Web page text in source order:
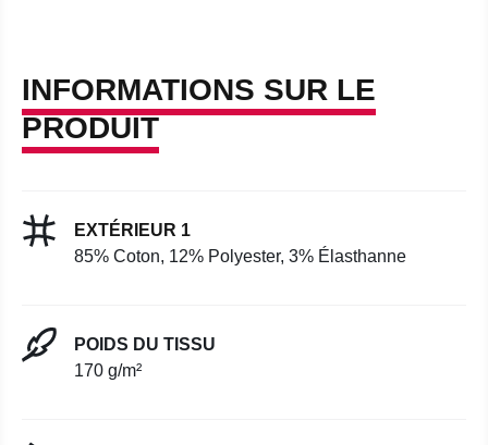
INFORMATIONS SUR LE
PRODUIT
EXTÉRIEUR 1
85% Coton, 12% Polyester, 3% Élasthanne
POIDS DU TISSU
170 g/m²